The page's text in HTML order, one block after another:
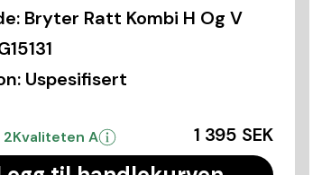
Bryter Ratt Kombi H Og V
Uspesifisert
Kvaliteten A 1 395 SEK